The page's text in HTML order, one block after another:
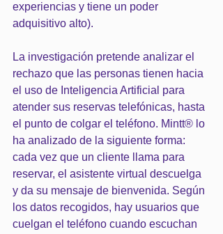
experiencias y tiene un poder
adquisitivo alto).
La investigación pretende analizar el
rechazo que las personas tienen hacia
el uso de Inteligencia Artificial para
atender sus reservas telefónicas, hasta
el punto de colgar el teléfono. Mintt® lo
ha analizado de la siguiente forma:
cada vez que un cliente llama para
reservar, el asistente virtual descuelga
y da su mensaje de bienvenida. Según
los datos recogidos, hay usuarios que
cuelgan el teléfono cuando escuchan